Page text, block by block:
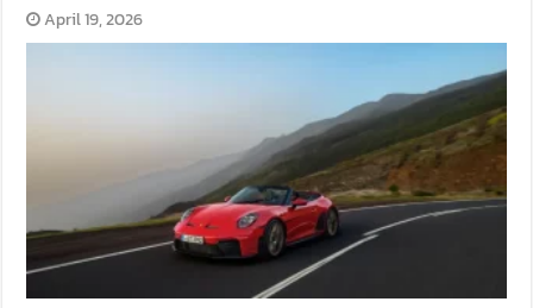
April 19, 2026